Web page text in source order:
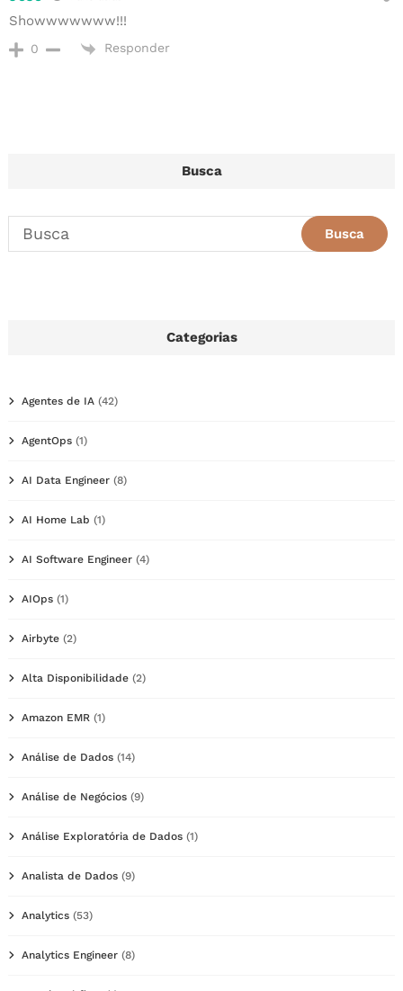
Showwwwwww!!!
0 Responder
Busca
Categorias
Agentes de IA (42)
AgentOps (1)
AI Data Engineer (8)
AI Home Lab (1)
AI Software Engineer (4)
AIOps (1)
Airbyte (2)
Alta Disponibilidade (2)
Amazon EMR (1)
Análise de Dados (14)
Análise de Negócios (9)
Análise Exploratória de Dados (1)
Analista de Dados (9)
Analytics (53)
Analytics Engineer (8)